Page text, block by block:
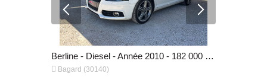
Berline - Diesel - Année 2010 - 182 000 km, 6 990 €
 Bagard (30140)